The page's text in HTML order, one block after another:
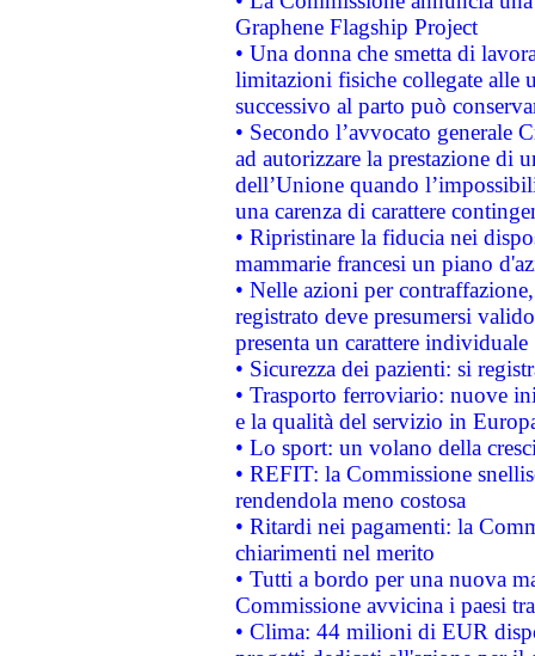
Graphene Flagship Project
• Una donna che smetta di
limitazioni fisiche collegate alle
successivo al parto può
• Secondo l’avvocato
ad autorizzare la prestazione di
dell’Unione quando
una carenza di carattere
• Ripristinare la fiducia nei
mammarie francesi un piano
• Nelle azioni per
registrato deve presumersi
presenta un carattere individuale
• Sicurezza dei pazienti: si
• Trasporto ferroviario: nuove
e la qualità del servizio in
• Lo sport: un volano della
• REFIT: la Commissione
rendendola meno costosa
• Ritardi nei pagamenti: la
chiarimenti nel merito
• Tutti a bordo per una nuova
Commissione avvicina i paesi
• Clima: 44 milioni di EUR